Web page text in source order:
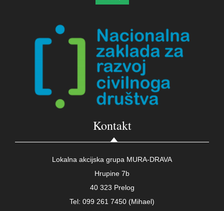
Kontakt
Lokalna akcijska grupa MURA-DRAVA
Hrupine 7b
40 323 Prelog
Tel: 099 261 7450 (Mihael)